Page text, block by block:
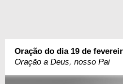
Oração do dia 19 de
Oração a Deus, nosso Pai